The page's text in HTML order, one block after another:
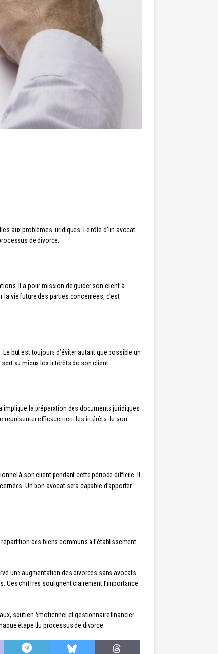
aux problèmes juridiques. Le rôle d’un avocat
de divorce.
Il a pour mission de guider son client à
la vie future des parties concernées, c’est
but est toujours d’éviter autant que possible un
au mieux les intérêts de son client.
implique la préparation des documents juridiques
représenter efficacement les intérêts de son
à son client pendant cette période difficile. Il
Un bon avocat sera capable d’apporter
des biens communs à l’établissement
une augmentation des divorces sans avocats
Ces chiffres soulignent clairement l’importance
soutien émotionnel et gestionnaire financier.
étape du processus de divorce.